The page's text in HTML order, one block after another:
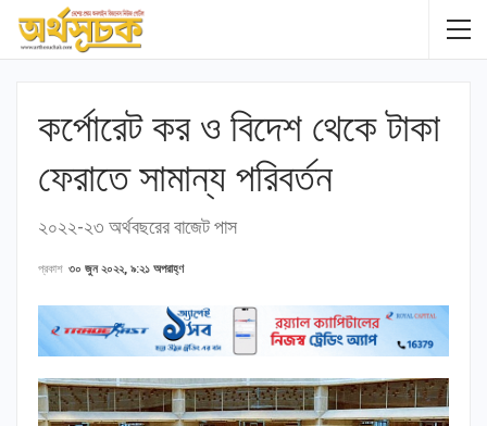
কর্পোরেট কর ও বিদেশ থেকে টাকা
ফেরাতে সামান্য পরিবর্তন
২০২২-২৩ অর্থবছরের বাজেট পাস
প্রকাশ ৩০ জুন ২০২২, ৯:২১ অপরাহ্ণ